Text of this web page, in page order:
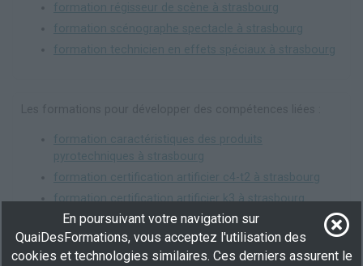
formation régisseur de scène à strasbourg
formation scénographe spectacle à strasbourg
formation technicien en effets spéciaux à strasbourg
formation caractéristiques des produits
pyrotechniques à strasbourg
formation certification artificier c4-t2 à strasbourg
formation certification artificier k3 à strasbourg
formation colorimétrie à strasbourg
formation gestes et postures de manutention à
strasbourg
En poursuivant votre navigation sur
QuaiDesFormations, vous acceptez l'utilisation des
cookies et technologies similaires. Ces derniers assurent le